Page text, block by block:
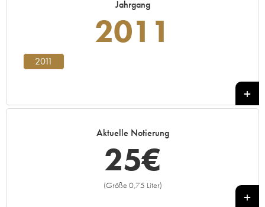
Jahrgang
2011
2011
Aktuelle Notierung
25€
(Größe 0,75 Liter)
+